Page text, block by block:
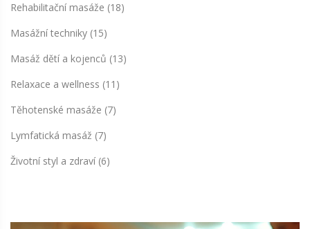
Rehabilitační masáže (18)
Masážní techniky (15)
Masáž dětí a kojenců (13)
Relaxace a wellness (11)
Těhotenské masáže (7)
Lymfatická masáž (7)
Životní styl a zdraví (6)